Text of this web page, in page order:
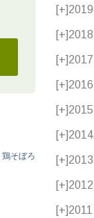
鶏そぼろ
[+]2019
[+]2018
[+]2017
[+]2016
[+]2015
[+]2014
[+]2013
[+]2012
[+]2011